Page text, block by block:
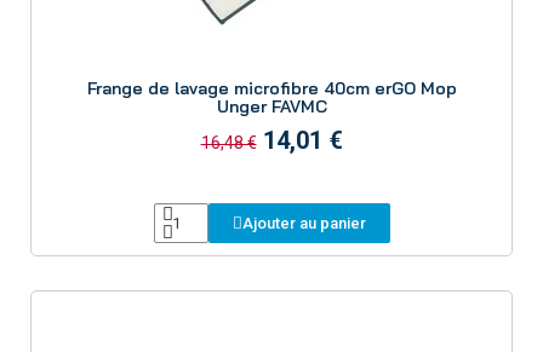
Frange de lavage microfibre 40cm erGO Mop
Unger FAVMC
16,48 € 14,01 €
Ajouter au panier